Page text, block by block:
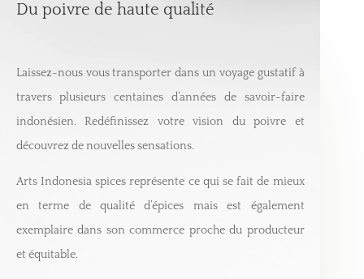
Du poivre de haute qualité
Laissez-nous vous transporter dans un voyage gustatif à
travers plusieurs centaines d’années de savoir-faire
indonésien. Redéfinissez votre vision du poivre et
découvrez de nouvelles sensations.
Arts Indonesia spices représente ce qui se fait de mieux
en terme de qualité d’épices mais est également
exemplaire dans son commerce proche du producteur
et équitable.